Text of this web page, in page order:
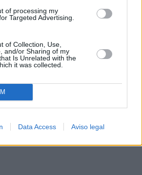
of processing my
Targeted Advertising.
of Collection, Use,
and/or Sharing of my
Is Unrelated with the
it was collected.
Data Access Aviso legal